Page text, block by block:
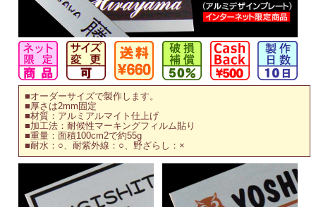
■オーダーサイズで製作します。
■厚さは2mm固定
■材質：アルミアルマイト仕上げ
■加工法：耐候性マーキングフィルム貼り
■重量：面積100cm2で約55g
■耐水：○、耐紫外線：○、野ざらし：×